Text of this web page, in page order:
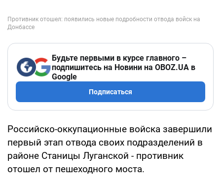
Будьте первыми в курсе главного –
подпишитесь на Новини на OBOZ.UA в
Google
Подписаться
Российско-оккупационные войска завершили
первый этап отвода своих подразделений в
районе Станицы Луганской - противник
отошел от пешеходного моста.